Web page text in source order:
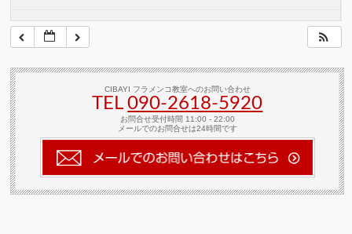
CIBAYI フラメンコ教室へのお問い合わせ
TEL090-2618‐5920
お問合せ受付時間 11:00 - 22:00
メールでのお問合せは24時間です